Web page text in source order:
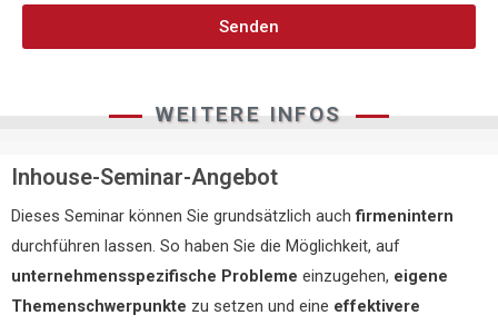
Senden
WEITERE INFOS
Inhouse-Seminar-Angebot
Dieses Seminar können Sie grundsätzlich auchfirmenintern
durchführen lassen. So haben Sie die Möglichkeit, auf
unternehmensspezifische Probleme einzugehen, eigene
Themenschwerpunkte zu setzen und eine effektivere